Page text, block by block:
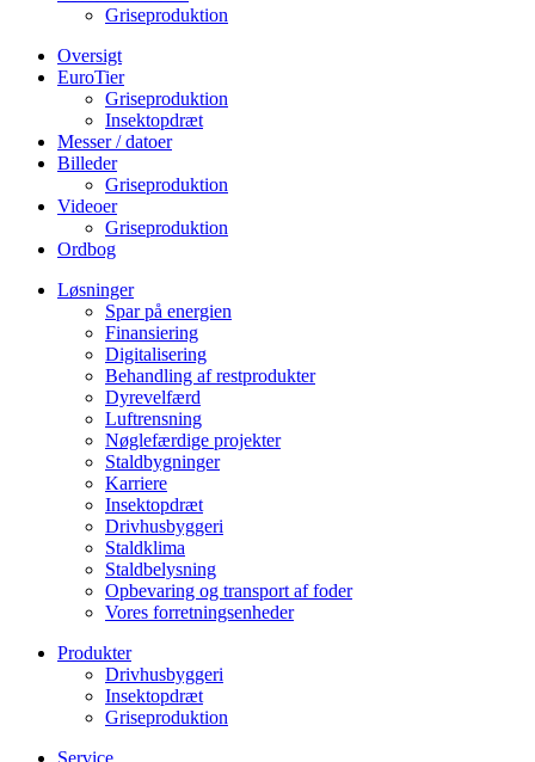
Griseproduktion
Oversigt
EuroTier
Griseproduktion
Insektopdræt
Messer / datoer
Billeder
Griseproduktion
Videoer
Griseproduktion
Ordbog
Løsninger
Spar på energien
Finansiering
Digitalisering
Behandling af restprodukter
Dyrevelfærd
Luftrensning
Nøglefærdige projekter
Staldbygninger
Karriere
Insektopdræt
Drivhusbyggeri
Staldklima
Staldbelysning
Opbevaring og transport af foder
Vores forretningsenheder
Produkter
Drivhusbyggeri
Insektopdræt
Griseproduktion